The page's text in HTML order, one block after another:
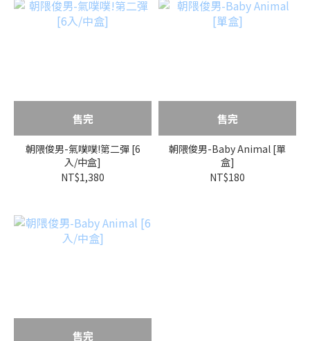
售完
朝隈俊男-氣噗噗!第二彈 [6
入/中盒]
NT$1,380
售完
朝隈俊男-Baby Animal [單
盒]
NT$180
售完